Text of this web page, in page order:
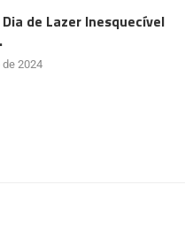
de Lazer Inesquecível
2024